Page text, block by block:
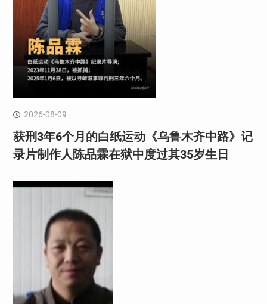
2026-08-09
获刑3年6个月的白纸运动《乌鲁木齐中路》记
录片制作人陈品霖在狱中度过其35岁生日